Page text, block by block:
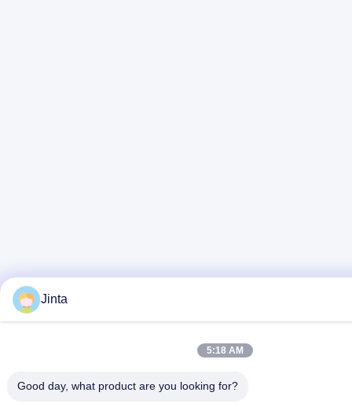
Jinta
5:18 AM
Good day, what product are you looking for?